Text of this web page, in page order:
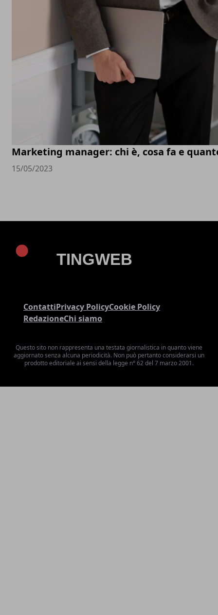
Marketing manager: chi è, cosa fa e
15/05/2023
ContattiPrivacy PolicyCookie Policy
RedazioneChi siamo
Questo sito non rappresenta una testata giornalistica in quanto viene
aggiornato senza alcuna periodicità. Non può pertanto considerarsi un
prodotto editoriale ai sensi della legge n° 62 del 7 marzo 2001.